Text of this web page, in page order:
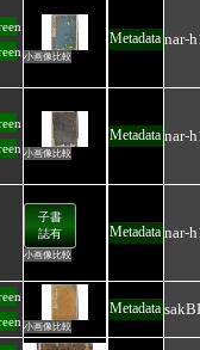
小画像比較
Metadata nar-
小画像比較
Metadata nar-
子書
誌有
小画像比較
Metadata nar-
小画像比較
Metadata